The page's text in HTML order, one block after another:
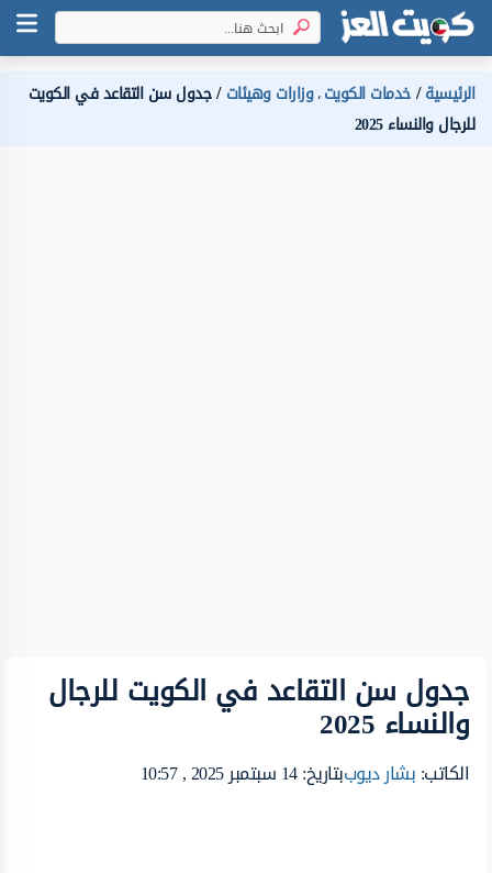
الرئيسية خدمات الكويت،وزارات وهيئات جدول سن التقاعد في الكويت
للرجال والنساء 2025
جدول سن التقاعد في الكويت للرجال
والنساء 2025
الكاتب:بشار ديوببتاريخ: 14 سبتمبر 2025 , 10:57